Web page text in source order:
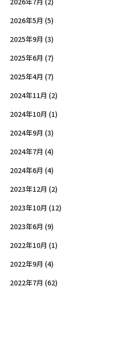
2026年5月 (5)
2025年9月 (3)
2025年6月 (7)
2025年4月 (7)
2024年11月 (2)
2024年10月 (1)
2024年9月 (3)
2024年7月 (4)
2024年6月 (4)
2023年12月 (2)
2023年10月 (12)
2023年6月 (9)
2022年10月 (1)
2022年9月 (4)
2022年7月 (62)